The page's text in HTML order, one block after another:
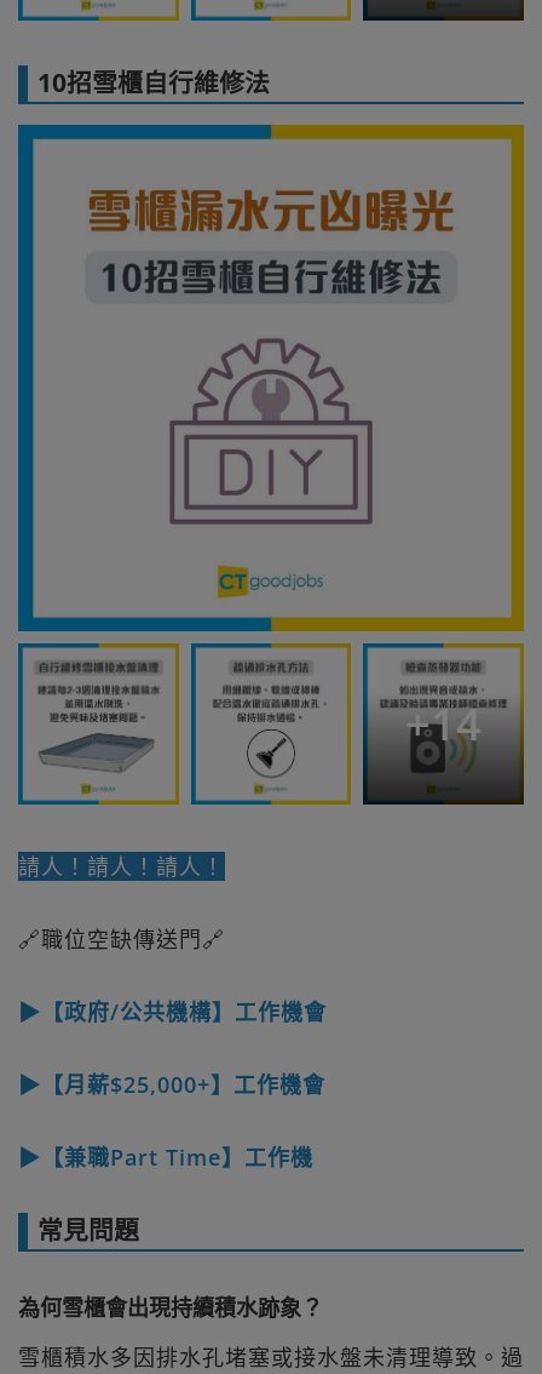
10招雪櫃自行維修法
+14
請人！請人！請人！
🔗職位空缺傳送門🔗
▶【政府/公共機構】工作機會
▶【月薪$25,000+】工作機會
▶【兼職Part Time】工作機
常見問題
為何雪櫃會出現持續積水跡象？
雪櫃積水多因排水孔堵塞或接水盤未清理導致。過